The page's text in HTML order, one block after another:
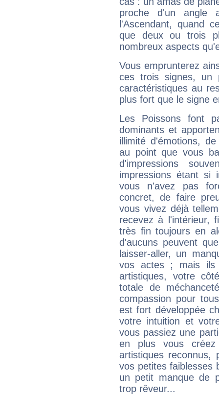
proche d'un
l'Ascendant, quand
que deux ou trois
nombreux aspects
Vous emprunterez
ces trois signes, un
caractéristiques au
plus fort que le signe
Les Poissons font
dominants et
illimité d'émotions,
au point que vous
d'impressions
impressions étant si
vous n'avez pas
concret, de faire
vous vivez déjà
recevez à l'intérieur,
très fin toujours en
d'aucuns peuvent
laisser-aller, un
vos actes ; mais ils
artistiques, votre
totale de
compassion pour
est fort développée
votre intuition et
vous passiez une
en plus vous
artistiques reconnus,
vos petites faiblesses
un petit manque de
trop rêveur...